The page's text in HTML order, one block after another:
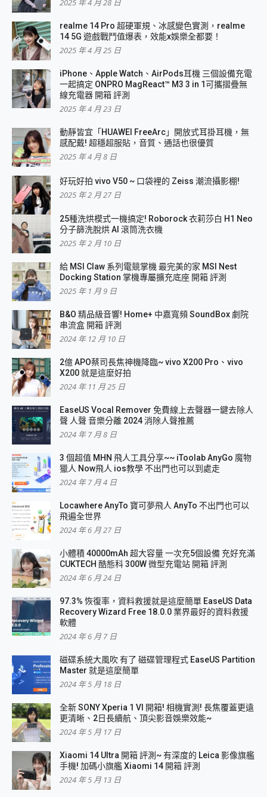
realme 14 Pro 超硬軍規、冰感變色實測，realme
14 5G 遊戲戰鬥值爆表，效能x娛樂全都要！
2025 年 4 月 25 日
iPhone、Apple Watch、AirPods耳機 三個設備充電
一起搞定 ONPRO MagReact™ M3 3 in 1可攜摺疊無
線充電器 開箱 評測
2025 年 4 月 23 日
動靜皆宜「HUAWEI FreeArc」開放式耳掛耳機，無
感配戴! 超穩超服貼，音質、通話也很優質
2025 年 4 月 8 日
好玩好拍 vivo V50 ~ 口袋裡的 Zeiss 潮流攝影棚!
2025 年 2 月 27 日
25種洗烘模式一機搞定! Roborock 衣莉莎白 H1 Neo
分子篩洗脫烘 AI 滾筒洗衣機
2025 年 2 月 10 日
給 MSI Claw 系列電競掌機 最完美的家 MSI Nest
Docking Station 掌機專屬擴充底座 開箱 評測
2025 年 1 月 9 日
B&O 精品級音響! Home+ 中嘉寬頻 SoundBox 劇院
串流盒 開箱 評測
2024 年 12 月 10 日
2億 APO蔡司長焦神機降臨~ vivo X200 Pro、vivo
X200 就是這麼好拍
2024 年 11 月 25 日
EaseUS Vocal Remover 免費線上去聲器一鍵去除人
聲 人聲 音樂分離 2024 消除人聲推薦
2024 年 7 月 8 日
3 個超值 MHN 飛人工具分享~~ iToolab AnyGo 魔物
獵人 Now飛人 ios教學 不出門也可以到處走
2024 年 7 月 4 日
Locawhere AnyTo 寶可夢飛人 AnyTo 不出門也可以
飛遍全世界
2024 年 6 月 27 日
小體積 40000mAh 超大容量 一次充5個設備 充好充滿
CUKTECH 酷態科 300W 微型充電站 開箱 評測
2024 年 6 月 24 日
97.3% 恢復率，資料救援就是這麼簡單 EaseUS Data
Recovery Wizard Free 18.0.0 業界最好的資料救援
軟體
2024 年 6 月 7 日
磁碟系統大風吹 有了 磁碟管理程式 EaseUS Partition
Master 就是這麼簡單
2024 年 5 月 18 日
全新 SONY Xperia 1 VI 開箱! 相機實測! 長焦覆蓋更遠
更清晰、2日長續航、頂尖影音娛樂效能~
2024 年 5 月 17 日
Xiaomi 14 Ultra 開箱 評測~ 有深度的 Leica 影像旗艦
手機! 加碼小旗艦 Xiaomi 14 開箱 評測
2024 年 5 月 13 日